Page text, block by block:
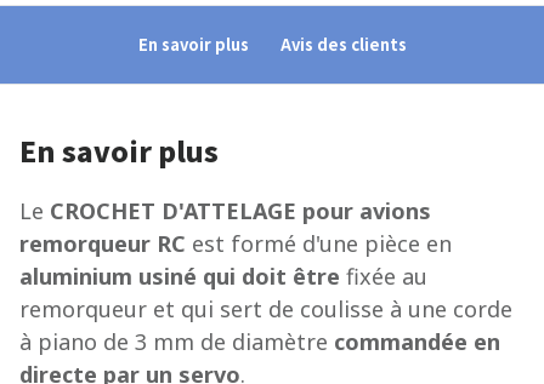
En savoir plus Avis des clients
En savoir plus
Le CROCHET D'ATTELAGE pour avions
remorqueur RC est formé d'une pièce en
aluminium usiné qui doit être fixée au
remorqueur et qui sert de coulisse à une corde
à piano de 3 mm de diamètre commandée en
directe par un servo.